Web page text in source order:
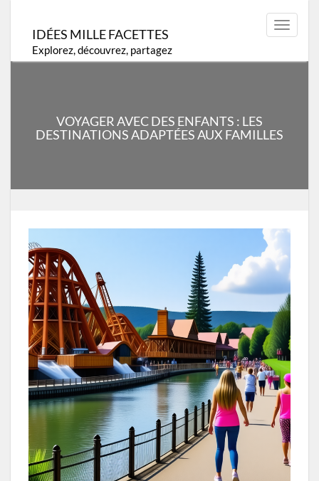
content
Toggle
IDÉES MILLE FACETTES
Explorez, découvrez, partagez
VOYAGER AVEC DES ENFANTS : LES
DESTINATIONS ADAPTÉES AUX FAMILLES